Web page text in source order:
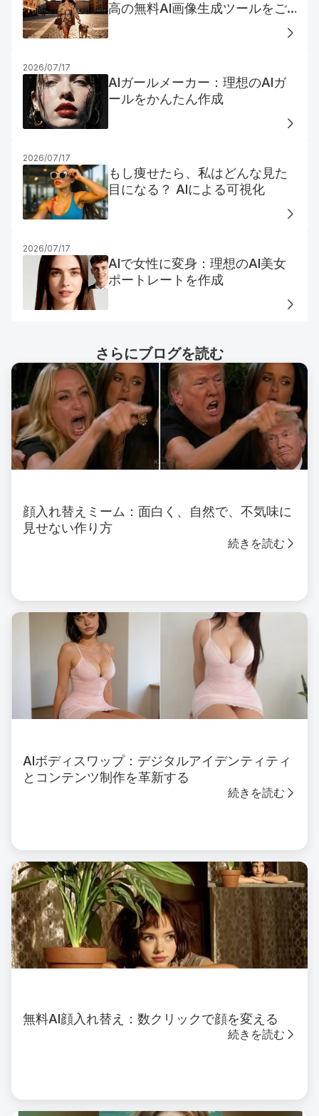
高の無料AI画像生成ツールをご
2026/07/17
AIガールメーカー：理想のAIガ
ールをかんたん作成
2026/07/17
もし痩せたら、私はどんな見た
目になる？ AIによる可視化
2026/07/17
AIで女性に変身：理想のAI美女
ポートレートを作成
さらにブログを読む
顔入れ替えミーム：面白く、自然で、不気味に
見せない作り方
続きを読む
AIボディスワップ：デジタルアイデンティティ
とコンテンツ制作を革新する
続きを読む
無料AI顔入れ替え：数クリックで顔を変える
続きを読む